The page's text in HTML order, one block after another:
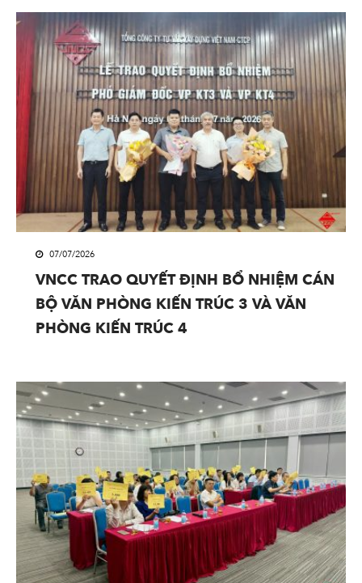
07/07/2026
VNCC TRAO QUYẾT ĐỊNH BỔ NHIỆM CÁN
BỘ VĂN PHÒNG KIẾN TRÚC 3 VÀ VĂN
PHÒNG KIẾN TRÚC 4